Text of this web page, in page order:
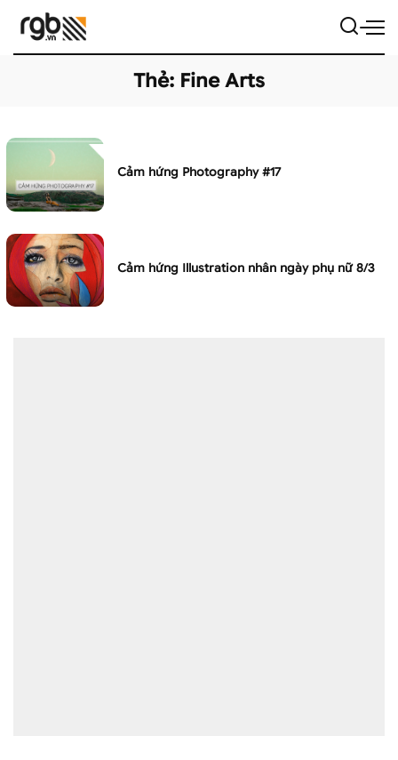
Thẻ: Fine Arts
Cảm hứng Photography #17
Cảm hứng Illustration nhân ngày phụ nữ 8/3